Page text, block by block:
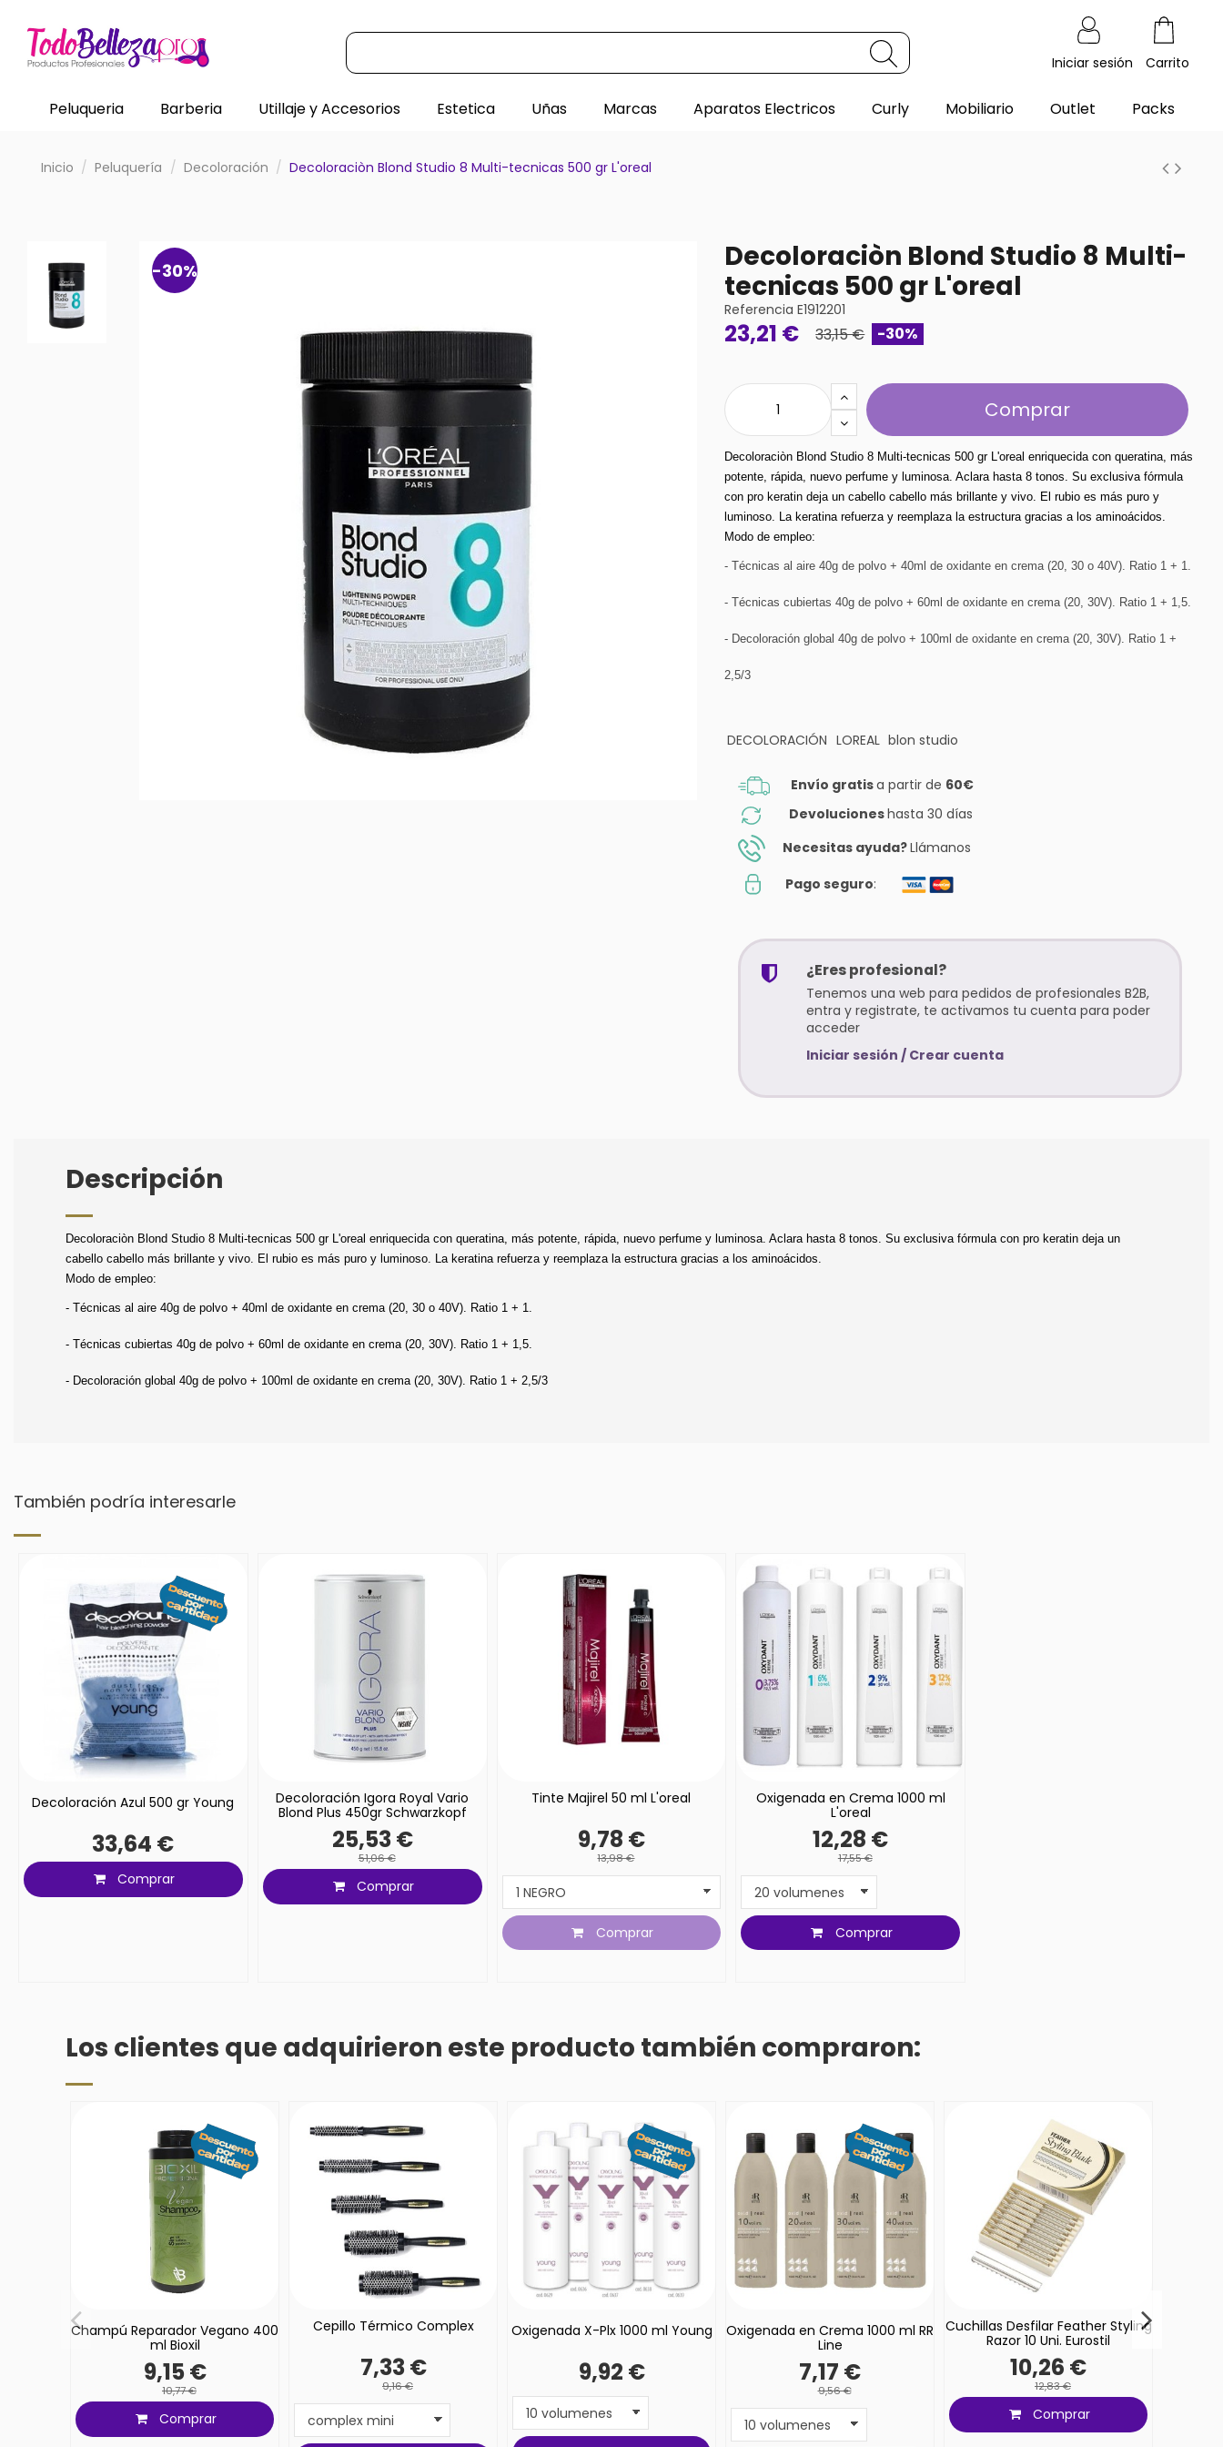
Iniciar sesión Carrito
Peluqueria Barberia Utillaje y Accesorios Estetica Uñas Marcas Aparatos Electricos Curly Mobiliario Outlet Packs
Inicio Peluquería Decoloración Decoloraciòn Blond Studio 8 Multi-tecnicas 500 gr L'oreal
-30%
Decoloraciòn Blond Studio 8 Multi-
tecnicas 500 gr L'oreal
ReferenciaE1912201
23,21 € 33,15 € -30%
Comprar
Decoloraciòn Blond Studio 8 Multi-tecnicas 500 gr L'oreal enriquecida con queratina, más
potente, rápida, nuevo perfume y luminosa. Aclara hasta 8 tonos. Su exclusiva fórmula
con pro keratin deja un cabello cabello más brillante y vivo. El rubio es más puro y
luminoso. La keratina refuerza y reemplaza la estructura gracias a los aminoácidos.
Modo de empleo:
- Técnicas al aire 40g de polvo + 40ml de oxidante en crema (20, 30 o 40V). Ratio 1 + 1.
- Técnicas cubiertas 40g de polvo + 60ml de oxidante en crema (20, 30V). Ratio 1 + 1,5.
- Decoloración global 40g de polvo + 100ml de oxidante en crema (20, 30V). Ratio 1 +
2,5/3
DECOLORACIÓN LOREAL blon studio
Envío gratisa partir de 60€
Devolucioneshasta 30 días
Necesitas ayuda?Llámanos
Pago seguro:
¿Eres profesional?
Tenemos una web para pedidos de profesionales B2B,
entra y registrate, te activamos tu cuenta para poder
acceder
Iniciar sesión / Crear cuenta
Descripción
Decoloraciòn Blond Studio 8 Multi-tecnicas 500 gr L'oreal enriquecida con queratina, más potente, rápida, nuevo perfume y luminosa. Aclara hasta 8 tonos. Su exclusiva fórmula con pro keratin deja un
cabello cabello más brillante y vivo. El rubio es más puro y luminoso. La keratina refuerza y reemplaza la estructura gracias a los aminoácidos.
Modo de empleo:
- Técnicas al aire 40g de polvo + 40ml de oxidante en crema (20, 30 o 40V). Ratio 1 + 1.
- Técnicas cubiertas 40g de polvo + 60ml de oxidante en crema (20, 30V). Ratio 1 + 1,5.
- Decoloración global 40g de polvo + 100ml de oxidante en crema (20, 30V). Ratio 1 + 2,5/3
También podría interesarle
Decoloración Azul 500 gr Young
33,64 €
Comprar
Decoloración Igora Royal Vario
Blond Plus 450gr Schwarzkopf
25,53 €
51,06 €
Comprar
Tinte Majirel 50 ml L'oreal
9,78 €
13,98 €
Comprar
Oxigenada en Crema 1000 ml
L'oreal
12,28 €
17,55 €
Comprar
Los clientes que adquirieron este producto también compraron:
Champú Reparador Vegano 400
ml Bioxil
9,15 €
10,77 €
Comprar
Cepillo Térmico Complex
7,33 €
9,16 €
Oxigenada X-Plx 1000 ml Young
9,92 €
Oxigenada en Crema 1000 ml RR
Line
7,17 €
9,56 €
Cuchillas Desfilar Feather Styling
Razor 10 Uni. Eurostil
10,26 €
12,83 €
Comprar